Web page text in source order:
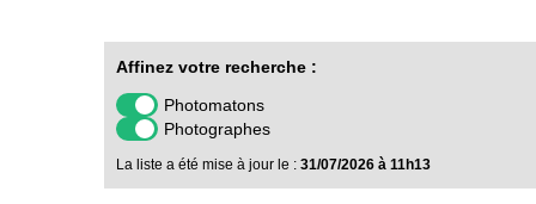
Affinez votre recherche :
Photomatons
Photographes
La liste a été mise à jour le : 31/07/2026 à 11h13